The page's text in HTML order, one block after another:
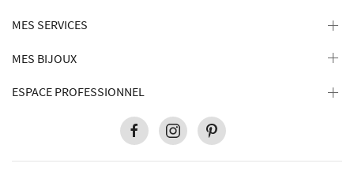
MES SERVICES
MES BIJOUX
ESPACE PROFESSIONNEL